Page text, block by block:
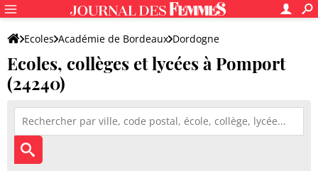
Ecoles Académie de Bordeaux Dordogne
Ecoles, collèges et lycées à Pomport
(24240)